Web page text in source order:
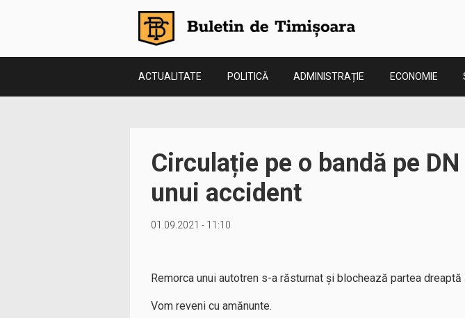
ACTUALITATE POLITICĂ ADMINISTRAȚIE ECONOMIE
Circulație pe o bandă pe
unui accident
01.09.2021 - 11:10
Remorca unui autotren s-a răsturnat și blochează partea dreaptă
Vom reveni cu amănunte.